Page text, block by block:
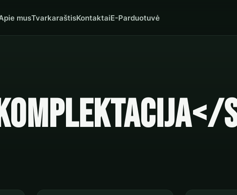
musTvarkaraštisKontaktaiE-Parduotuvė